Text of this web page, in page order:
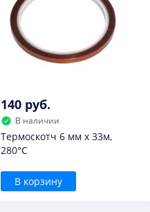
140 руб.
В наличии
Термоскотч 6 мм х 33м,
280°С
В корзину